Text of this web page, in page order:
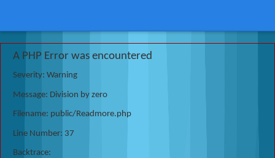
A PHP Error was encountered
Severity: Warning
Message: Division by zero
Filename: public/Readmore.php
Line Number: 37
Backtrace: